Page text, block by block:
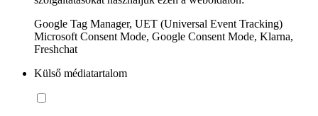
Google Tag Manager, UET (Universal Event Tracking)
Microsoft Consent Mode, Google Consent Mode, Klarna,
Freshchat
Külső médiatartalom